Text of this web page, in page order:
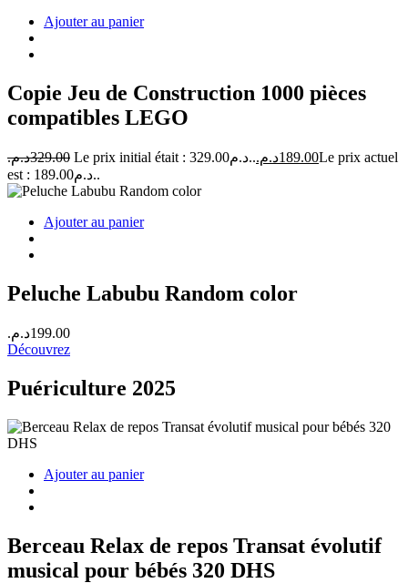
Ajouter au panier
Copie Jeu de Construction 1000 pièces
compatibles LEGO
329.00د.م. Le prix initial était : 329.00د.م.. 189.00د.م.
Le prix actuel
est : 189.00د.م..
Ajouter au panier
Peluche Labubu Random color
199.00د.م.
Découvrez
Puériculture 2025
Ajouter au panier
Berceau Relax de repos Transat évolutif
musical pour bébés 320 DHS